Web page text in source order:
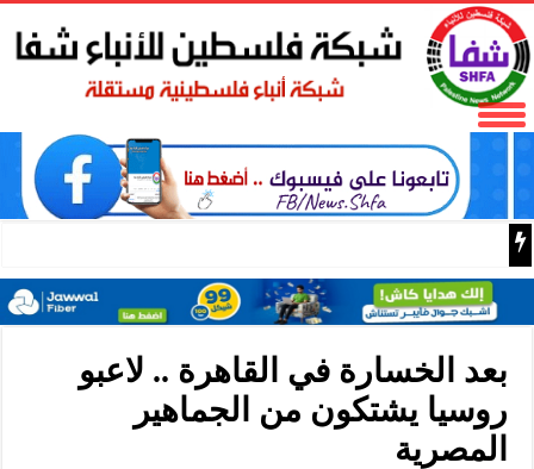
محافظ نابلس غسان دغلس ورئيس سلطة المياه يبحثان
بعد الخسارة في القاهرة .. لاعبو
روسيا يشتكون من الجماهير
المصرية